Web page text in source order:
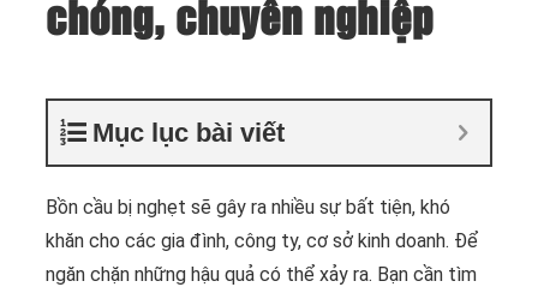
chóng, chuyên nghiệp
Mục lục bài viết
Bồn cầu bị nghẹt sẽ gây ra nhiều sự bất tiện, khó
khăn cho các gia đình, công ty, cơ sở kinh doanh. Để
ngăn chặn những hậu quả có thể xảy ra. Bạn cần tìm